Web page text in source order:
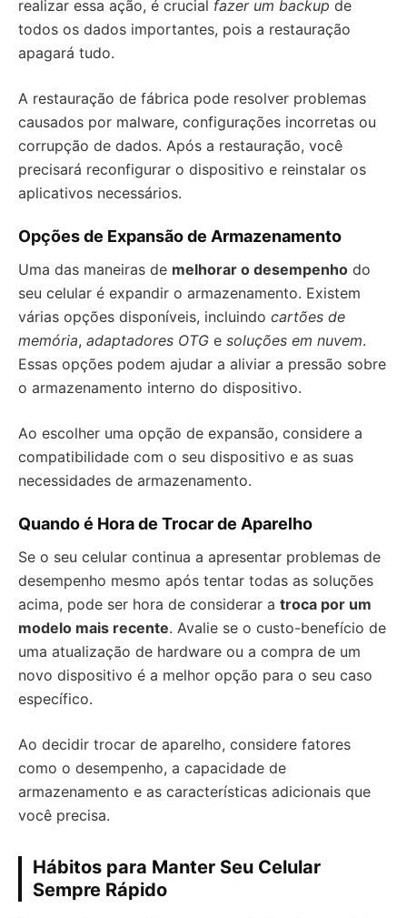
realizar essa ação, é crucial fazer um backup de
todos os dados importantes, pois a restauração
apagará tudo.
A restauração de fábrica pode resolver problemas
causados por malware, configurações incorretas ou
corrupção de dados. Após a restauração, você
precisará reconfigurar o dispositivo e reinstalar os
aplicativos necessários.
Opções de Expansão de Armazenamento
Uma das maneiras de melhorar o desempenho do
seu celular é expandir o armazenamento. Existem
várias opções disponíveis, incluindo cartões de
memória, adaptadores OTG e soluções em nuvem.
Essas opções podem ajudar a aliviar a pressão sobre
o armazenamento interno do dispositivo.
Ao escolher uma opção de expansão, considere a
compatibilidade com o seu dispositivo e as suas
necessidades de armazenamento.
Quando é Hora de Trocar de Aparelho
Se o seu celular continua a apresentar problemas de
desempenho mesmo após tentar todas as soluções
acima, pode ser hora de considerar a troca por um
modelo mais recente. Avalie se o custo-benefício de
uma atualização de hardware ou a compra de um
novo dispositivo é a melhor opção para o seu caso
específico.
Ao decidir trocar de aparelho, considere fatores
como o desempenho, a capacidade de
armazenamento e as características adicionais que
você precisa.
Hábitos para Manter Seu Celular
Sempre Rápido